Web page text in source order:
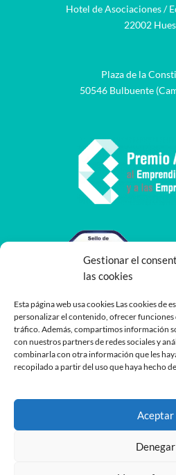
Gestionar el
las cookies
Esta página web usa cookies Las cookies de
personalizar el contenido, ofrecer funciones
tráfico. Además, compartimos información
con nuestros partners de redes sociales y
combinarla con otra información que les
recopilado a partir del uso que haya hecho
Aceptar
Denegar
Hotel de Asociaciones /
22002
Plaza de la
50546 Bulbuente